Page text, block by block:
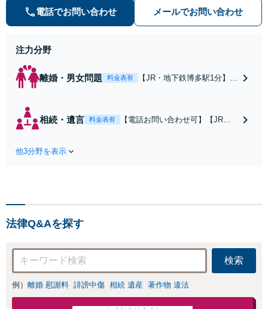
弁護士歴21年。インターネット問
題、医療、離婚、相続、後見、交通
電話でお問い合わせ メールでお問い合わせ
注力分野
離婚・男女問題 料金表有
【JR・地下鉄博多駅1分】
求／財産分与／親権などお
相続・遺言 料金表有
【電話お問い合わせ可】【JR・
任せください
他3分野を表示
法律Q&Aを探す
検索
例） 離婚 慰謝料 誹謗中傷 相続 遺産 著作物 違法